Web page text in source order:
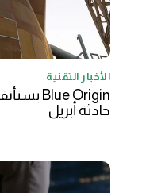
الأخبار التقنية
حادثة أبريل